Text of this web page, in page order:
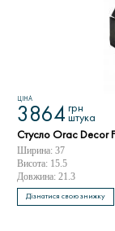
ЦІНА
3864 грн
штука
Стусло Orac Decor
Ширина: 37
Висота: 15.5
Довжина: 21.3
Дізнатися свою знижку